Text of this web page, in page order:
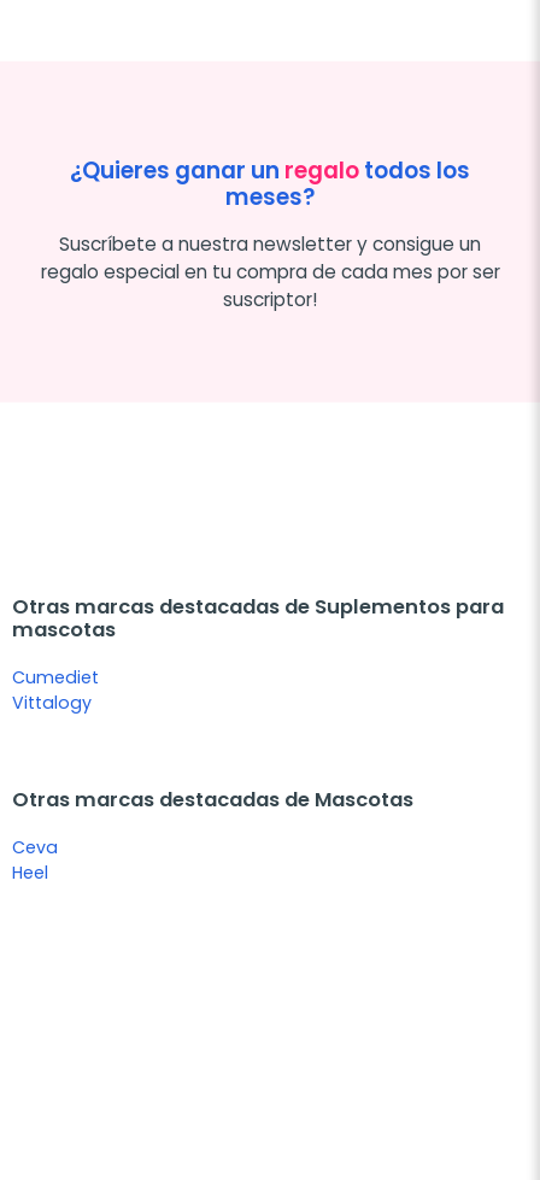
¿Quieres ganar un regalotodos los
meses?
Suscríbete a nuestra newsletter y consigue un
regalo especial en tu compra de cada mes por ser
suscriptor!
Otras marcas destacadas de Suplementos para
mascotas
Cumediet
Vittalogy
Otras marcas destacadas de Mascotas
Ceva
Heel